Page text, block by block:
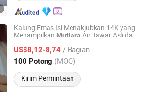
Kalung Emas Isi Menakjubkan 14K yang
Menampilkan Mutiara Air Tawar Asli dan
US$8,12-8,74 / Bagian
100 Potong (MOQ)
Kirim Permintaan
AND EXPORT CO., LTD.
Harga mulai 2025